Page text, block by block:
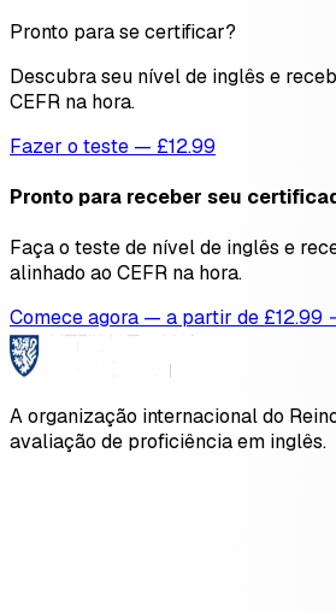
Pronto para se certificar?
Descubra seu nível de inglês e
CEFR na hora.
Fazer o teste — £12.99
Pronto para receber seu
Faça o teste de nível de inglês e
alinhado ao CEFR na hora.
Comece agora — a partir de £12.99
A organização internacional do
avaliação de proficiência em inglês.